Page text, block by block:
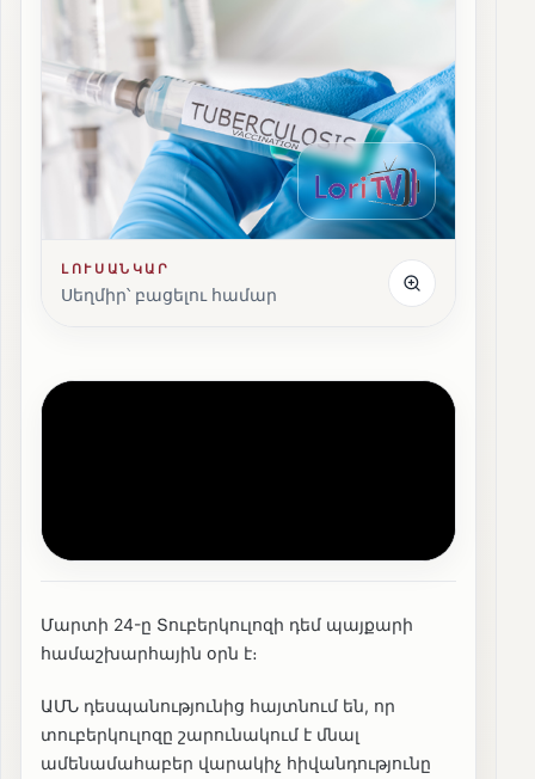
ԼՈՒՍԱՆԿԱՐ
Սեղմիր՝ բացելու համար
Մարտի 24-ը Տուբերկուլոզի դեմ պայքարի
համաշխարհային օրն է։
ԱՄՆ դեսպանությունից հայտնում են, որ
տուբերկուլոզը շարունակում է մնալ
ամենամահաբեր վարակիչ հիվանդությունը